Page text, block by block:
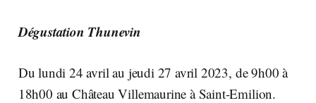
Dégustation Thunevin
Du lundi 24 avril au jeudi 27 avril 2023, de 9h00 à
18h00 au Château Villemaurine à Saint-Emilion.